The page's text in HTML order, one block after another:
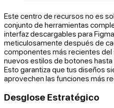
Este centro de recursos no es
conjunto de herramientas
interfaz descargables para
meticulosamente después de
componentes más recientes
nuevos estilos de botones hasta
Esto garantiza que tus diseños
aprovechen las funciones más
Desglose Estratégico